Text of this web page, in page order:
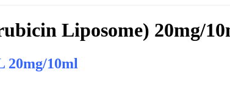
Liposome) 20mg/
20mg/10ml